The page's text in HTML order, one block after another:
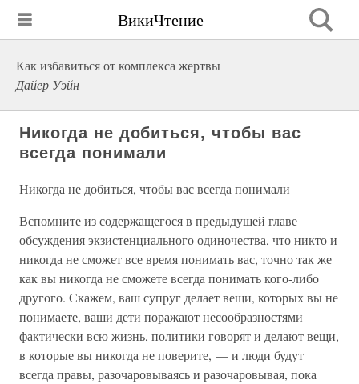
ВикиЧтение
Как избавиться от комплекса жертвы
Дайер Уэйн
Никогда не добиться, чтобы вас
всегда понимали
Никогда не добиться, чтобы вас всегда понимали
Вспомните из содержащегося в предыдущей главе
обсуждения экзистенциального одиночества, что никто и
никогда не сможет все время понимать вас, точно так же
как вы никогда не сможете всегда понимать кого-либо
другого. Скажем, ваш супруг делает вещи, которых вы не
понимаете, ваши дети поражают несообразностями
фактически всю жизнь, политики говорят и делают вещи,
в которые вы никогда не поверите, — и люди будут
всегда правы, разочаровываясь и разочаровывая, пока